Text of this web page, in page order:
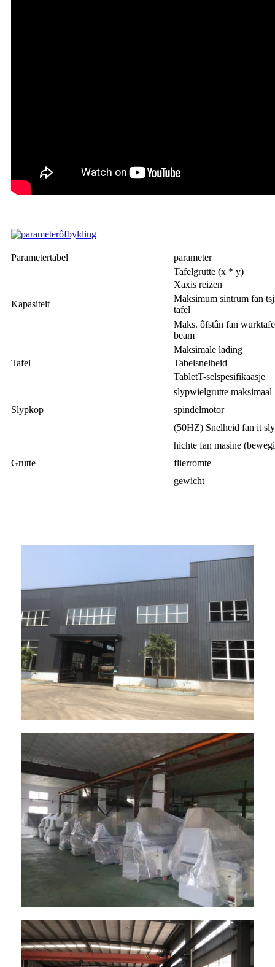
Parametertabel parameter
Kapasiteit
Tafelgrutte (x * y)
Xaxis reizen
Maksimum sintrum fan
tafel
Maks. ôfstân fan
beam
Tafel
Maksimale lading
Tabelsnelheid
TabletT-selspesifikaasje
Slypkop
slypwielgrutte maksimaal
spindelmotor
(50HZ) Snelheid fan it
Grutte
hichte fan masine
flierromte
gewicht